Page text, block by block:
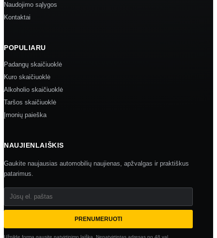
Naudojimo sąlygos
Kontaktai
POPULIARU
Padangų skaičiuoklė
Kuro skaičiuoklė
Alkoholio skaičiuoklė
Taršos skaičiuoklė
Įmonių paieška
NAUJIENLAIŠKIS
Gaukite naujausias automobilių naujienas, apžvalgas ir praktiškus
patarimus.
Jūsų el. paštas
PRENUMERUOTI
Užpildę formą gausite patvirtinimo laišką. Nepatvirtintas adresas po 48 val.